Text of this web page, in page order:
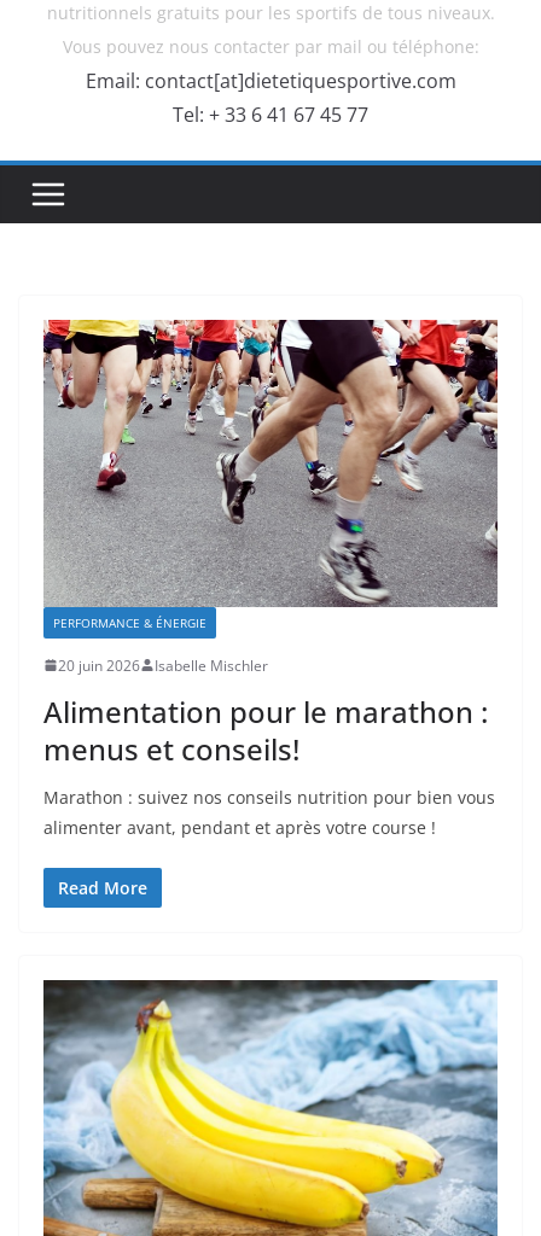
nutritionnels gratuits pour les sportifs de tous niveaux.
Vous pouvez nous contacter par mail ou téléphone:
Email: contact[at]dietetiquesportive.com
Tel: + 33 6 41 67 45 77
PERFORMANCE & ÉNERGIE
20 juin 2026 Isabelle Mischler
Alimentation pour le marathon :
menus et conseils!
Marathon : suivez nos conseils nutrition pour bien vous
alimenter avant, pendant et après votre course !
Read More